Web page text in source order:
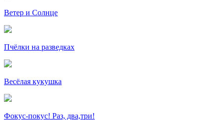
Ветер и Солнце
Пчёлки на разведках
Весёлая кукушка
Фокус-покус! Раз, два,три!